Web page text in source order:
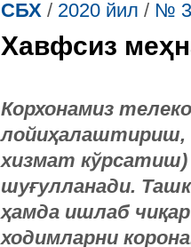
СБХ / 2020 йил / №
Хавфсиз
Корхонамиз
лойиҳалаштириш,
хизмат
шуғулланади.
ҳамда ишлаб
ходимларни